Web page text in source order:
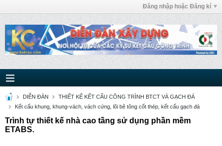
Đăng nhập hoặc Đăng kí
DIỄN ĐÀN
THIẾT KẾ KẾT CẤU CÔNG TRÌNH BTCT VÀ GẠCH ĐÁ
Kết cấu khung, khung-vách, vách cứng, lõi bê tông cốt thép, kết cấu gạch đá
Trình tự thiết kế nhà cao tầng sử dụng phần mềm
ETABS.